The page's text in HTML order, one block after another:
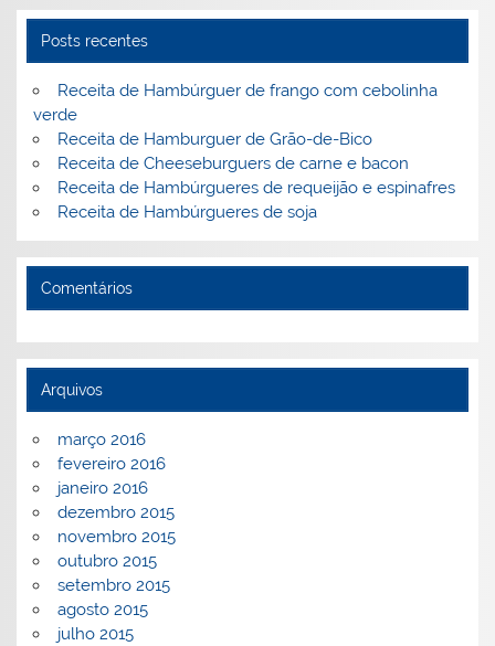
o
k
l
Posts recentes
Receita de Hambúrguer de frango com cebolinha
verde
Receita de Hamburguer de Grão-de-Bico
Receita de Cheeseburguers de carne e bacon
Receita de Hambúrgueres de requeijão e espinafres
Receita de Hambúrgueres de soja
Comentários
Arquivos
março 2016
fevereiro 2016
janeiro 2016
dezembro 2015
novembro 2015
outubro 2015
setembro 2015
agosto 2015
julho 2015